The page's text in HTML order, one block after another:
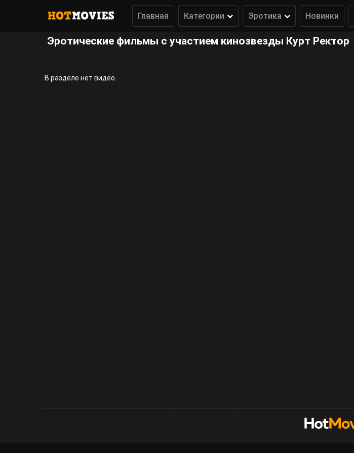
Главная Категории Эротика Новинки
Эротические фильмы с участием кинозвезды Курт Ректор
В разделе нет видео.